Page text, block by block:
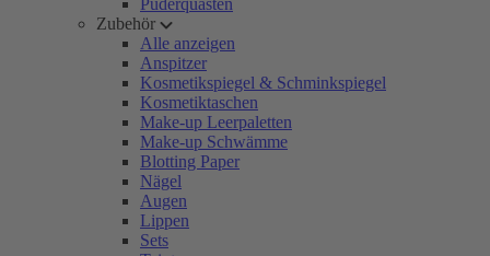
Puderquasten
Zubehör
Alle anzeigen
Anspitzer
Kosmetikspiegel & Schminkspiegel
Kosmetiktaschen
Make-up Leerpaletten
Make-up Schwämme
Blotting Paper
Nägel
Augen
Lippen
Sets